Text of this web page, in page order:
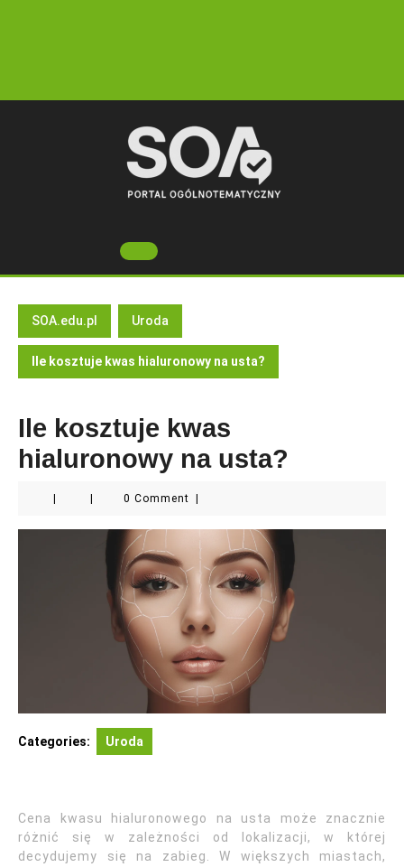
Open
Button
SOA.edu.pl Uroda
Ile kosztuje kwas hialuronowy na usta?
Ile kosztuje kwas
hialuronowy na usta?
0 Comment
Categories: Uroda
Cena kwasu hialuronowego na usta może znacznie
różnić się w zależności od lokalizacji, w której
decydujemy się na zabieg. W większych miastach,